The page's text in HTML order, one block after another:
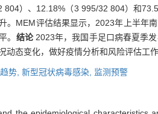
804）、12.18%（3 995/32 804）和
。MEM评估结果显示，2023年上半年
。 结论2023年，我国手足口病春夏季
动态变化，做好疫情分析和风险评估工
势, 新型冠状病毒感染, 监测预警